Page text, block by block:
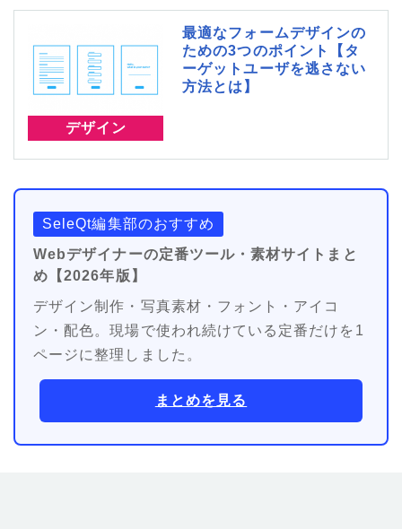
デザイン
最適なフォームデザインの
ための3つのポイント【タ
ーゲットユーザを逃さない
方法とは】
SeleQt編集部のおすすめ
Webデザイナーの定番ツール・素材サイトまと
め【2026年版】
デザイン制作・写真素材・フォント・アイコ
ン・配色。現場で使われ続けている定番だけを1
ページに整理しました。
まとめを見る